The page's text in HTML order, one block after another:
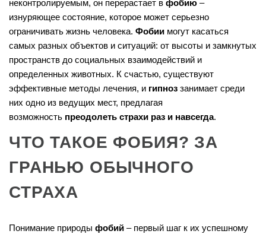
неконтролируемым, он перерастает в фобию –
изнуряющее состояние, которое может серьезно
ограничивать жизнь человека. Фобии могут касаться
самых разных объектов и ситуаций: от высоты и замкнутых
пространств до социальных взаимодействий и
определенных животных. К счастью, существуют
эффективные методы лечения, и гипноз занимает среди
них одно из ведущих мест, предлагая
возможность преодолеть страхи раз и навсегда.
ЧТО ТАКОЕ ФОБИЯ? ЗА
ГРАНЬЮ ОБЫЧНОГО
СТРАХА
Понимание природы фобий – первый шаг к их успешному